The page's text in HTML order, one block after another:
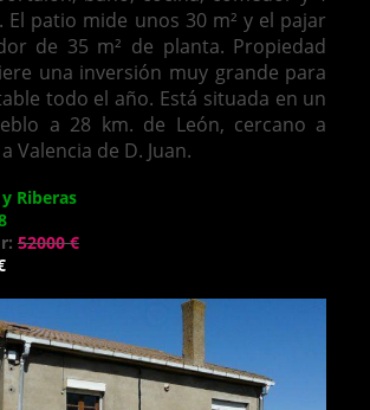
El patio mide unos 30 m² y el pajar
de 35 m² de planta. Propiedad
una inversión muy grande para
todo el año. Está situada en un
a 28 km. de León, cercano a
Valencia de D. Juan.
Riberas
52000 €